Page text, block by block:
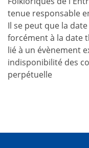
tenue responsable
Il se peut que la
forcément à la date
lié à un évènement
indisponibilité des
perpétuelle